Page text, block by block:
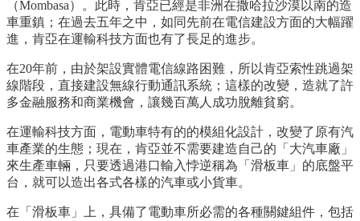
（Mombasa）。此時，肯亞已經是非洲在撒哈拉沙漠以南的造
車重鎮；在過去五年之中，如同先前在電信建設方面的大幅躍
進，肯亞在運輸科技方面也有了長足的進步。
在20年前，由於架設實體電信線路困難，所以肯亞索性跳過架
線階段，直接建設無線行動通訊系統；這樣的改變，造就了許
多金融服務和商業機會，讓幾百萬人成功脫離貧窮。
在運輸科技方面，電動車特有的的模組化設計，改變了原有汽
車產業的生態；現在，肯亞並不需要建造自己的「大汽車廠」
來生產車輛，只要透過港口輸入悖逆稱為「滑板車」的底盤平
台，就可以造出各式各樣的汽車或小貨車。
在「滑板車」上，具備了電動車所必需的各種關鍵組件，包括